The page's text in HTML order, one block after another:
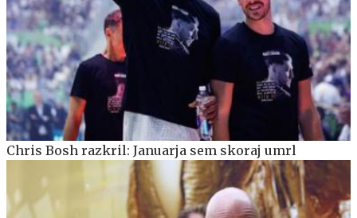
Chris Bosh razkril: Januarja sem skoraj umrl